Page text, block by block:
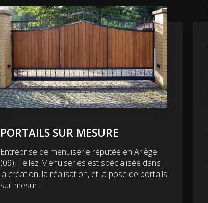
PORTAILS SUR MESURE
Entreprise de menuiserie réputée en Ariège
(09), Tellez Menuiseries est spécialisée dans
la création, la réalisation, et la pose de portails
sur-mesur...